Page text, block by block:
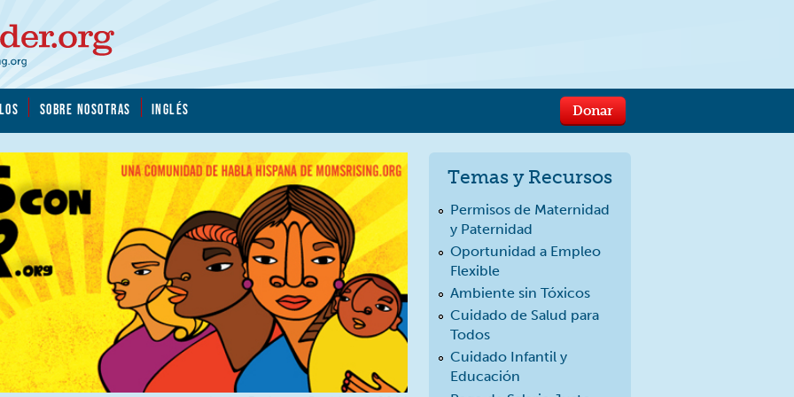
SOBRE NOSOTRAS INGLÉS Donar
Temas y Recursos
Permisos de Maternidad
y Paternidad
Oportunidad a Empleo
Flexible
Ambiente sin Tóxicos
Cuidado de Salud para
Todos
Cuidado Infantil y
Educación